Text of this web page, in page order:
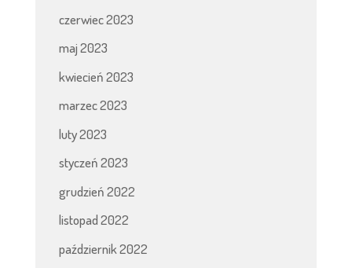
czerwiec 2023
maj 2023
kwiecień 2023
marzec 2023
luty 2023
styczeń 2023
grudzień 2022
listopad 2022
październik 2022